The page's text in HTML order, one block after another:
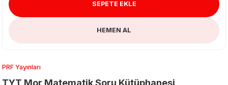
& Matara
PRF Yayınları
TYT Mor Matematik Soru Kütüphanesi
SEPETE EKLE
HEMEN AL